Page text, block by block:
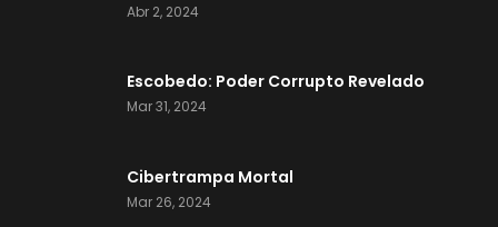
Abr 2, 2024
Escobedo: Poder Corrupto Revelado
Mar 31, 2024
Cibertrampa Mortal
Mar 26, 2024